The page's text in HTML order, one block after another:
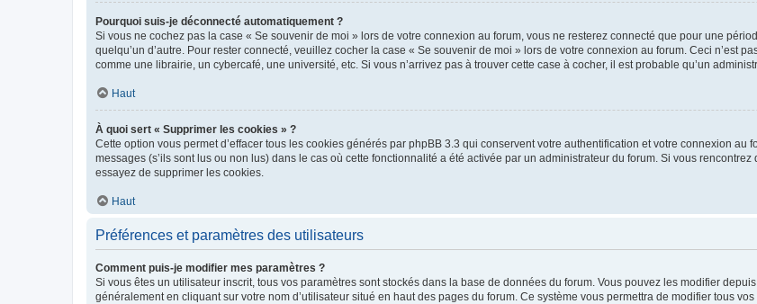
Pourquoi suis-je déconnecté automatiquement ?
Si vous ne cochez pas la case « Se souvenir de moi » lors de votre connexion au forum, vous ne resterez connecté que pour une
quelqu’un d’autre. Pour rester connecté, veuillez cocher la case « Se souvenir de moi » lors de votre connexion au forum. Ceci n’est
comme une librairie, un cybercafé, une université, etc. Si vous n’arrivez pas à trouver cette case à cocher, il est probable qu’un
Haut
À quoi sert « Supprimer les cookies » ?
Cette option vous permet d’effacer tous les cookies générés par phpBB 3.3 qui conservent votre authentification et votre connexion au
messages (s’ils sont lus ou non lus) dans le cas où cette fonctionnalité a été activée par un administrateur du forum. Si vous
essayez de supprimer les cookies.
Haut
Préférences et paramètres des utilisateurs
Comment puis-je modifier mes paramètres ?
Si vous êtes un utilisateur inscrit, tous vos paramètres sont stockés dans la base de données du forum. Vous pouvez les modifier
généralement en cliquant sur votre nom d’utilisateur situé en haut des pages du forum. Ce système vous permettra de modifier tous